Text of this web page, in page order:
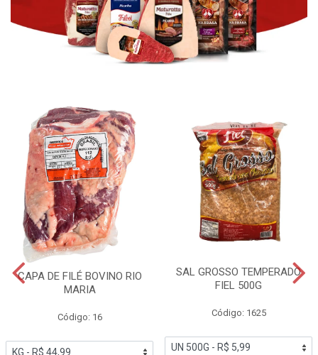
CAPA DE FILÉ BOVINO RIO
MARIA
Código: 16
SAL GROSSO TEMPERADO
FIEL 500G
Código: 1625